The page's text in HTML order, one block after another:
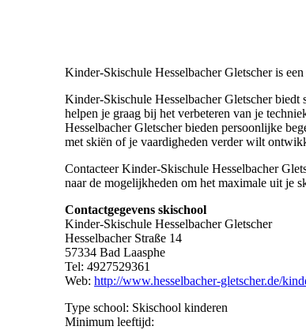
Kinder-Skischule Hesselbacher Gletscher is
Kinder-Skischule Hesselbacher Gletscher biedt
helpen je graag bij het verbeteren van je
Hesselbacher Gletscher bieden persoonlijke
met skiën of je vaardigheden verder wilt
Contacteer Kinder-Skischule Hesselbacher
naar de mogelijkheden om het maximale uit je
Contactgegevens skischool
Kinder-Skischule Hesselbacher Gletscher
Hesselbacher Straße 14
57334 Bad Laasphe
Tel: 4927529361
Web: http://www.hesselbacher-gletscher.de/
Type school: Skischool kinderen
Minimum leeftijd: